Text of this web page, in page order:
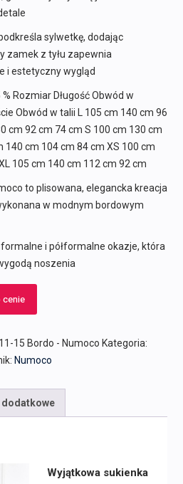
sylwetkę, dodając
zamek z tyłu zapewnia
i estetyczny wygląd
Rozmiar Długość Obwód w
Obwód w talii L 105 cm 140 cm 96
cm 92 cm 74 cm S 100 cm 130 cm
140 cm 104 cm 84 cm XS 100 cm
105 cm 140 cm 112 cm 92 cm
to plisowana, elegancka kreacja
w modnym bordowym
i półformalne okazje, która
noszenia
cenie
15 Bordo - Numoco Kategoria:
Numoco
dodatkowe
Wyjątkowa sukienka